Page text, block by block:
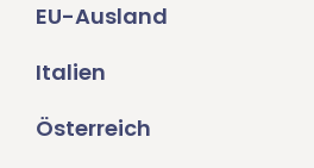
EU-Ausland
Italien
Österreich